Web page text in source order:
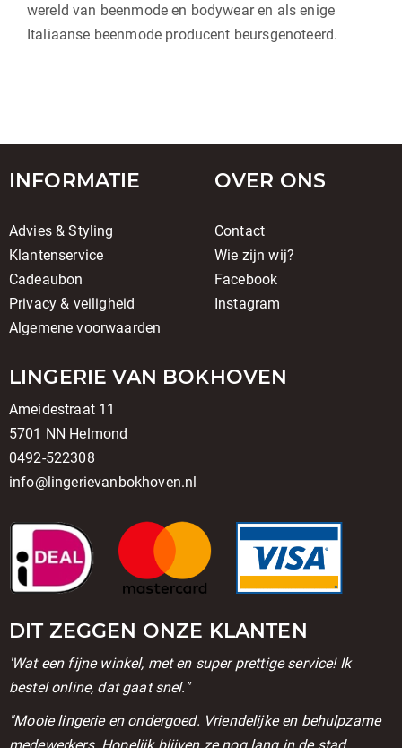
wereld van beenmode en bodywear en als enige
Italiaanse beenmode producent beursgenoteerd.
INFORMATIE
Advies & Styling
Klantenservice
Cadeaubon
Privacy & veiligheid
Algemene voorwaarden
OVER ONS
Contact
Wie zijn wij?
Facebook
Instagram
LINGERIE VAN BOKHOVEN
Ameidestraat 11
5701 NN Helmond
0492-522308
info@lingerievanbokhoven.nl
DIT ZEGGEN ONZE KLANTEN
'Wat een fijne winkel, met en super prettige service! Ik
bestel online, dat gaat snel."
''Mooie lingerie en ondergoed. Vriendelijke en behulpzame